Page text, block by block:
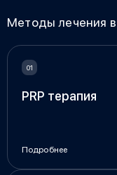
Методы лечения
PRP терапия
Подробнее